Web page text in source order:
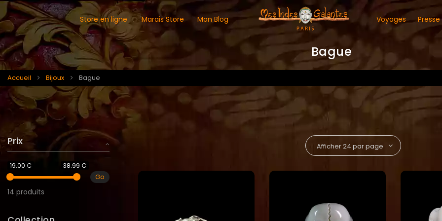
Store en ligne Marais Store Mon Blog Voyages Presse
Bague
Accueil Bijoux Bague
Prix
19.00 € 38.99 €
Go
14 produits